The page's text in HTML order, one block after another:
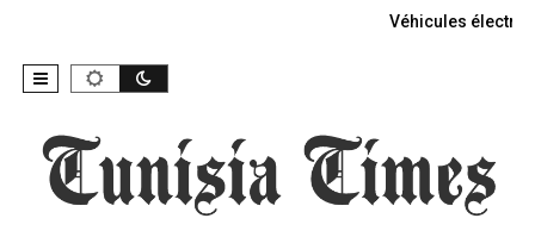
Véhicules